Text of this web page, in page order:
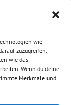
wie
zuzugreifen.
wie das
Wenn du deine
Merkmale und